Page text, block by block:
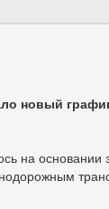
новый
на основании